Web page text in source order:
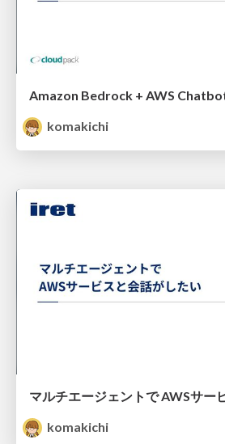
komakichi
マルチエージェントで AWSサー
komakichi